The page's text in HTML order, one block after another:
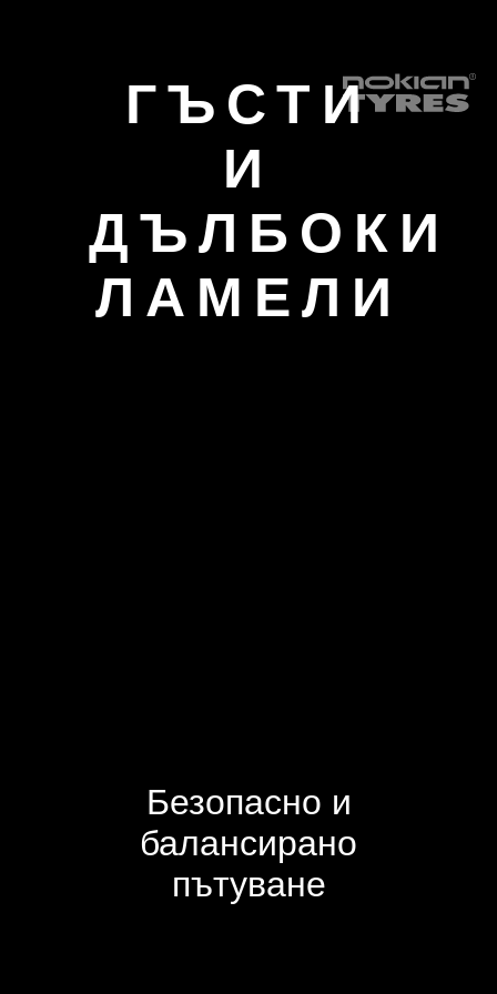
ГЪСТИ
И
ДЪЛБОКИ
ЛАМЕЛИ
Безопасно и
балансирано
пътуване